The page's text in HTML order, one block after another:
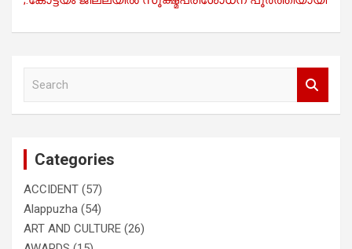
Categories
ACCIDENT (57)
Alappuzha (54)
ART AND CULTURE (26)